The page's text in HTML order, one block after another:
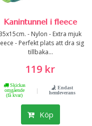
Kanintunnel i fleece
- Nylon - Extra mjuk
- Perfekt plats att dra sig
tillbaka...
119 kr
Skickas
omgående
(få kvar)
|
Endast
hemleverans
Köp